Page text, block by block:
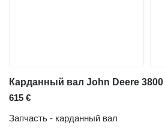
615 €
Запчасть - карданный вал